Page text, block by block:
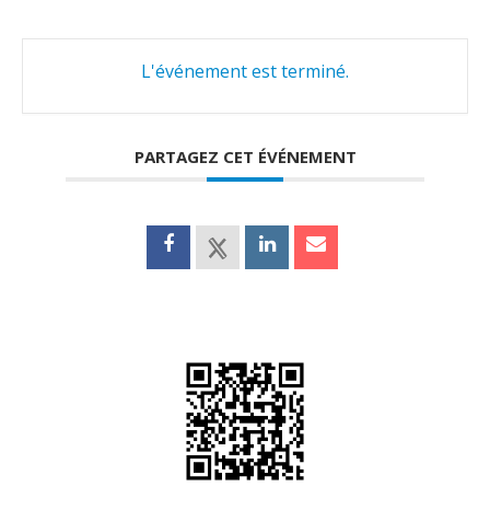
L'événement est terminé.
PARTAGEZ CET ÉVÉNEMENT